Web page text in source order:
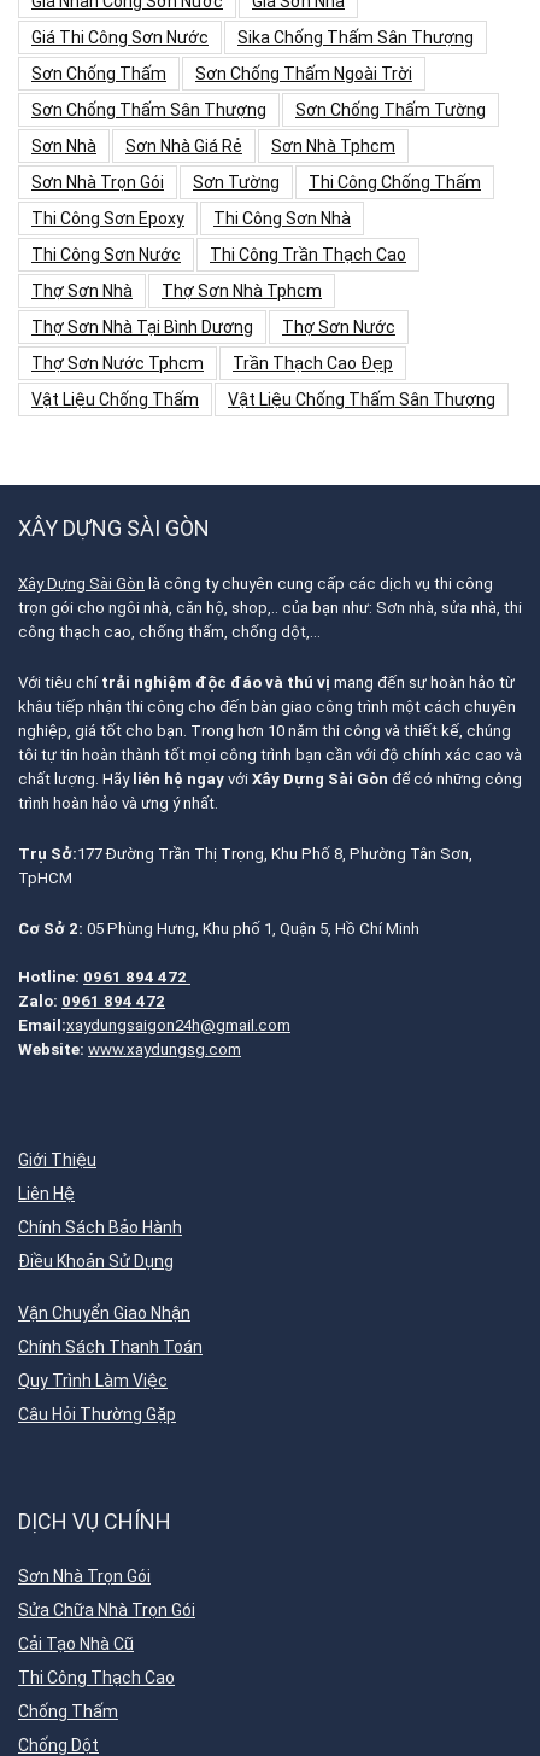
Giá Thi Công Sơn Nước
Sika Chống Thấm Sân Thượng
Sơn Chống Thấm
Sơn Chống Thấm Ngoài Trời
Sơn Chống Thấm Sân Thượng
Sơn Chống Thấm Tường
Sơn Nhà
Sơn Nhà Giá Rẻ
Sơn Nhà Tphcm
Sơn Nhà Trọn Gói
Sơn Tường
Thi Công Chống Thấm
Thi Công Sơn Epoxy
Thi Công Sơn Nhà
Thi Công Sơn Nước
Thi Công Trần Thạch Cao
Thợ Sơn Nhà
Thợ Sơn Nhà Tphcm
Thợ Sơn Nhà Tại Bình Dương
Thợ Sơn Nước
Thợ Sơn Nước Tphcm
Trần Thạch Cao Đẹp
Vật Liệu Chống Thấm
Vật Liệu Chống Thấm Sân Thượng
XÂY DỰNG SÀI GÒN
Xây Dựng Sài Gòn là công ty chuyên cung cấp các dịch vụ thi công
trọn gói cho ngôi nhà, căn hộ, shop,.. của bạn như: Sơn nhà, sửa nhà, thi
công thạch cao, chống thấm, chống dột,…
Với tiêu chí trải nghiệm độc đáo và thú vị mang đến sự hoàn hảo từ
khâu tiếp nhận thi công cho đến bàn giao công trình một cách chuyên
nghiệp, giá tốt cho bạn. Trong hơn 10 năm thi công và thiết kế, chúng
tôi tự tin hoàn thành tốt mọi công trình bạn cần với độ chính xác cao và
chất lượng. Hãy liên hệ ngay với Xây Dựng Sài Gòn để có những công
trình hoàn hảo và ưng ý nhất.
Trụ Sở:177 Đường Trần Thị Trọng, Khu Phố 8, Phường Tân Sơn,
TpHCM
Cơ Sở 2: 05 Phùng Hưng, Khu phố 1, Quận 5, Hồ Chí Minh
Hotline: 0961 894 472
Zalo: 0961 894 472
Email:xaydungsaigon24h@gmail.com
Website: www.xaydungsg.com
Giới Thiệu
Liên Hệ
Chính Sách Bảo Hành
Điều Khoản Sử Dụng
Vận Chuyển Giao Nhận
Chính Sách Thanh Toán
Quy Trình Làm Việc
Câu Hỏi Thường Gặp
DỊCH VỤ CHÍNH
Sơn Nhà Trọn Gói
Sửa Chữa Nhà Trọn Gói
Cải Tạo Nhà Cũ
Thi Công Thạch Cao
Chống Thấm
Chống Dột